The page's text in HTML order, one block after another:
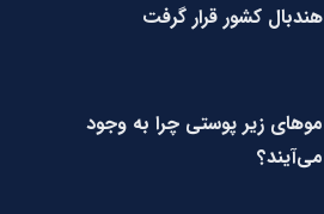
هندبال کشور قرار گرفت
مو‌های زیر پوستی چرا به وجود
می‌آیند؟